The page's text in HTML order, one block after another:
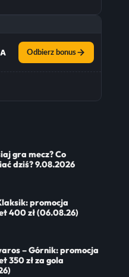
Odbierz bonus
gra mecz? Co
dziś? 9.08.2026
promocja
400 zł (06.08.26)
– Górnik: promocja
350 zł za gola